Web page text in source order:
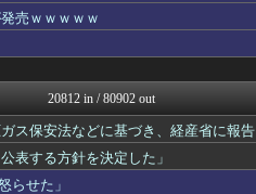
バスケまとめ・COM
アナ速‐女子アナ画像速報
げぇ速
わんこーる速報！
ベイスターズNEWS
ゲーム魔人
まとめたニュース
なんJミュージアム
売ｗｗｗｗｗ
20812 in / 80902 out
ス保安法などに基づき、経産省に報告
表する方針を決定した」
らせた」